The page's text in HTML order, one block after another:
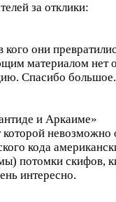
за отклики:
они
материалом нет
Спасибо
и Аркаиме»
которой
кода
потомки скифов,
интересно.